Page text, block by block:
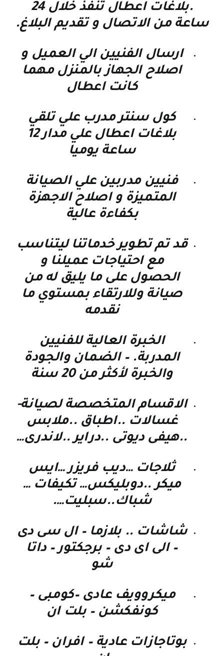
.بلاغات اعطال تنفذ خلال 24
ساعة من الاتصال و تقديم البلاغ.
ارسال الفنيين الي العميل و
اصلاح الجهاز بالمنزل مهما
كانت اعطال
كول سنتر مدرب علي تلقي
بلاغات اعطال علي مدار 12
ساعة يوميا
فنيين مدربين علي الصيانة
المتميزة و اصلاح الاجهزة
بكفاءة عالية
قد تم تطوير خدماتنا ليتناسب
مع احتياجات عميلنا و
الحصول على ما يليق له من
صيانة وللارتقاء بمستوي ما
نقدمه
الخبرة العالية للفنيين
المدربة. – الضمان والجودة
والخبرة لأكثر من 20 سنة
الاقسام المتخصصة لصيانة-
غسالات ..اطباق ..ملابس
..هيفى ديوتى ..دراير ..لاندرى…
ثلاجات …ديب فريزر …ايس
ميكر ..دوبليكس… تكيفات …
شباك..سبليت….
شاشات .. بلازما – ال سى دى
– الى اى دى – برجكتور – داتا
شو
ميكروويف عادى –كومبى –
كونفكشن – بلت ان
بوتاجازات عادية – افران – بلت